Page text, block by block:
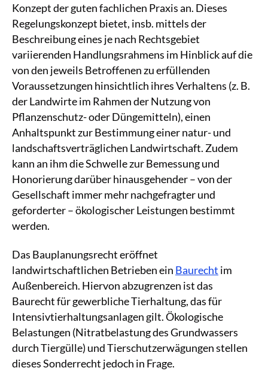
Konzept der guten fachlichen Praxis an. Dieses
Regelungskonzept bietet, insb. mittels der
Beschreibung eines je nach Rechtsgebiet
variierenden Handlungsrahmens im Hinblick auf die
von den jeweils Betroffenen zu erfüllenden
Voraussetzungen hinsichtlich ihres Verhaltens (z. B.
der Landwirte im Rahmen der Nutzung von
Pflanzenschutz- oder Düngemitteln), einen
Anhaltspunkt zur Bestimmung einer natur- und
landschaftsverträglichen Landwirtschaft. Zudem
kann an ihm die Schwelle zur Bemessung und
Honorierung darüber hinausgehender – von der
Gesellschaft immer mehr nachgefragter und
geforderter – ökologischer Leistungen bestimmt
werden.
Das Bauplanungsrecht eröffnet
landwirtschaftlichen Betrieben ein Baurecht im
Außenbereich. Hiervon abzugrenzen ist das
Baurecht für gewerbliche Tierhaltung, das für
Intensivtierhaltungsanlagen gilt. Ökologische
Belastungen (Nitratbelastung des Grundwassers
durch Tiergülle) und Tierschutzerwägungen stellen
dieses Sonderrecht jedoch in Frage.